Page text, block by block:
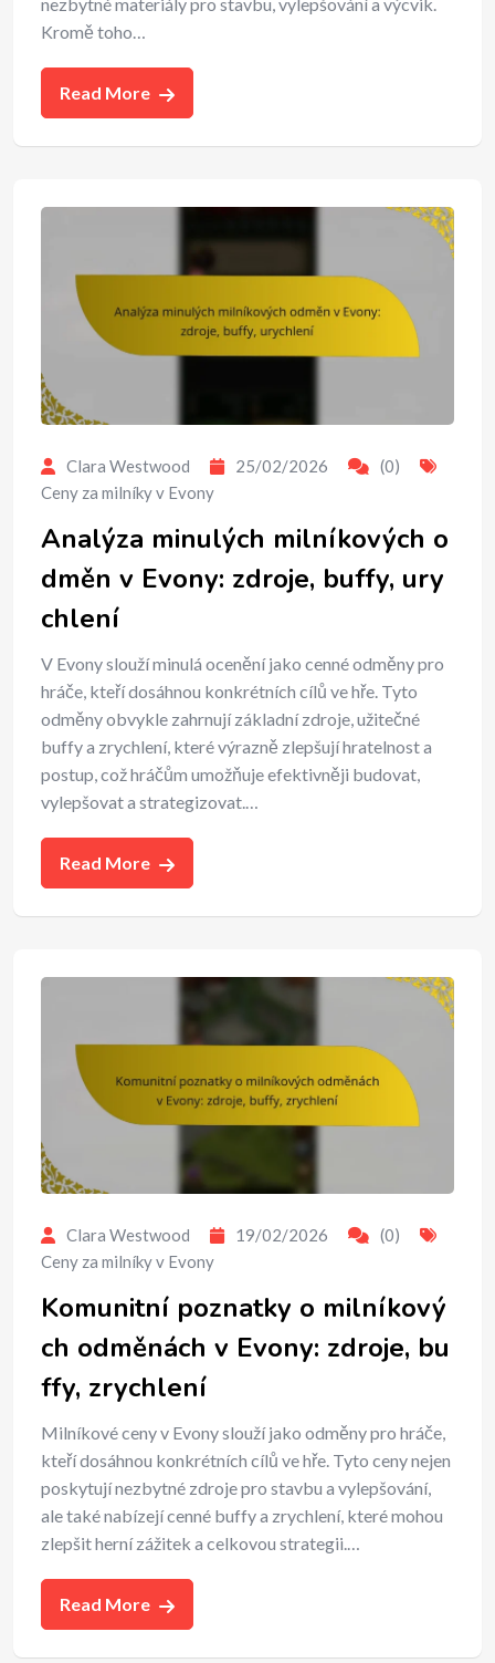
nezbytné materiály pro stavbu, vylepšování a výcvik.
Kromě toho…
Read More
Clara Westwood 25/02/2026
(0)
Ceny za milníky v Evony
Analýza minulých milníkových o
dměn v Evony: zdroje, buffy, ury
chlení
V Evony slouží minulá ocenění jako cenné odměny pro
hráče, kteří dosáhnou konkrétních cílů ve hře. Tyto
odměny obvykle zahrnují základní zdroje, užitečné
buffy a zrychlení, které výrazně zlepšují hratelnost a
postup, což hráčům umožňuje efektivněji budovat,
vylepšovat a strategizovat.…
Read More
Clara Westwood 19/02/2026
(0)
Ceny za milníky v Evony
Komunitní poznatky o milníkový
ch odměnách v Evony: zdroje, bu
ffy, zrychlení
Milníkové ceny v Evony slouží jako odměny pro hráče,
kteří dosáhnou konkrétních cílů ve hře. Tyto ceny nejen
poskytují nezbytné zdroje pro stavbu a vylepšování,
ale také nabízejí cenné buffy a zrychlení, které mohou
zlepšit herní zážitek a celkovou strategii.…
Read More